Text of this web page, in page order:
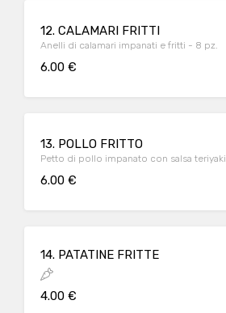
12. CALAMARI FRITTI
Anelli di calamari impanati e fritti - 8 pz.
6.00 €
13. POLLO FRITTO
Petto di pollo impanato con salsa teriyaki
6.00 €
14. PATATINE FRITTE
4.00 €